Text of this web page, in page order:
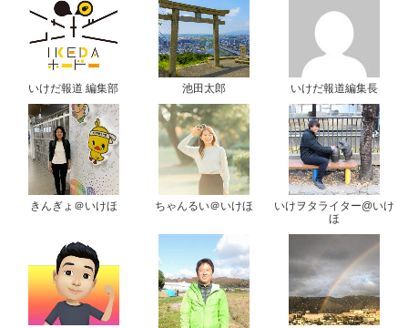
いけだ報道 編集部 池田太郎 いけだ報道編集長
きんぎょ＠いけほ ちゃんるい＠いけほ
いけヲタライター@いけ
ほ